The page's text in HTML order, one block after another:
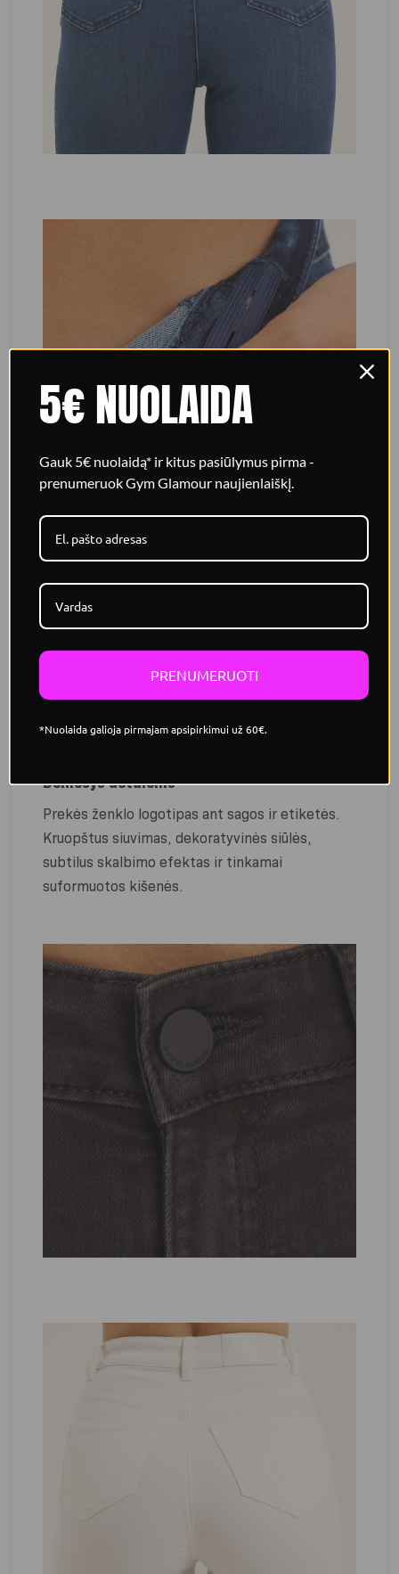
Pabrėžta talija pagal poreikį
Dėmesys detalėms
Prekės ženklo logotipas ant sagos ir etiketės.
Kruopštus siuvimas, dekoratyvinės siūlės,
subtilus skalbimo efektas ir tinkamai
suformuotos kišenės.
5€ NUOLAIDA
Gauk 5€ nuolaidą* ir kitus pasiūlymus pirma -
prenumeruok Gym Glamour naujienlaiškį.
PRENUMERUOTI
*Nuolaida galioja pirmajam apsipirkimui už 60€.